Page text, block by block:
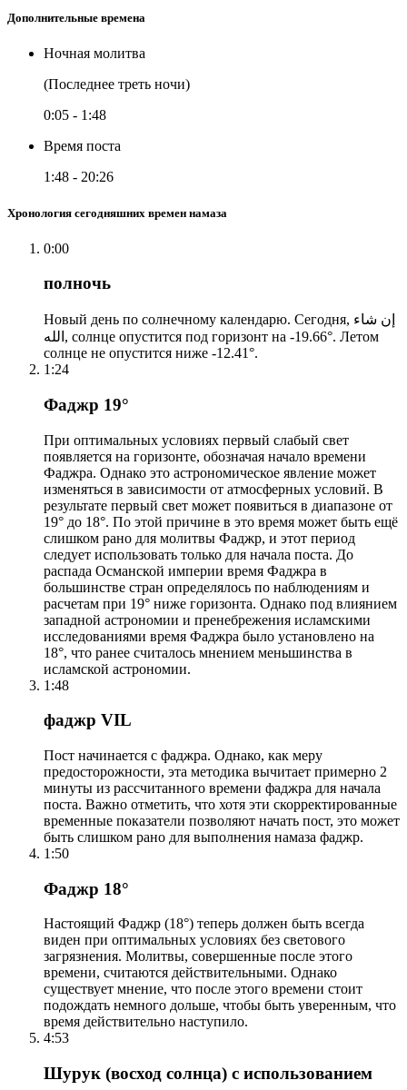
Дополнительные времена
Ночная молитва
(Последнее треть ночи)
0:05 - 1:48
Время поста
1:48 - 20:26
Хронология сегодняшних времен намаза
0:00
полночь
Новый день по солнечному календарю. Сегодня, إن شاء
الله, солнце опустится под горизонт на -19.66°. Летом
солнце не опустится ниже -12.41°.
1:24
Фаджр 19°
При оптимальных условиях первый слабый свет
появляется на горизонте, обозначая начало времени
Фаджра. Однако это астрономическое явление может
изменяться в зависимости от атмосферных условий. В
результате первый свет может появиться в диапазоне от
19° до 18°. По этой причине в это время может быть ещё
слишком рано для молитвы Фаджр, и этот период
следует использовать только для начала поста. До
распада Османской империи время Фаджра в
большинстве стран определялось по наблюдениям и
расчетам при 19° ниже горизонта. Однако под влиянием
западной астрономии и пренебрежения исламскими
исследованиями время Фаджра было установлено на
18°, что ранее считалось мнением меньшинства в
исламской астрономии.
1:48
фаджр VIL
Пост начинается с фаджра. Однако, как меру
предосторожности, эта методика вычитает примерно 2
минуты из рассчитанного времени фаджра для начала
поста. Важно отметить, что хотя эти скорректированные
временные показатели позволяют начать пост, это может
быть слишком рано для выполнения намаза фаджр.
1:50
Фаджр 18°
Настоящий Фаджр (18°) теперь должен быть всегда
виден при оптимальных условиях без светового
загрязнения. Молитвы, совершенные после этого
времени, считаются действительными. Однако
существует мнение, что после этого времени стоит
подождать немного дольше, чтобы быть уверенным, что
время действительно наступило.
4:53
Шурук (восход солнца) с использованием